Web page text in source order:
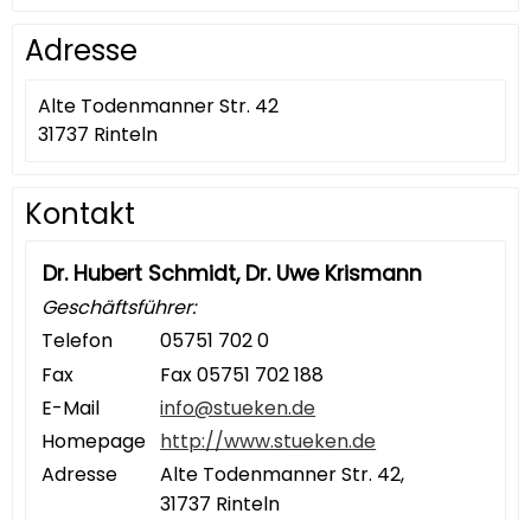
Adresse
Alte Todenmanner Str. 42
31737 Rinteln
Kontakt
Dr. Hubert Schmidt, Dr. Uwe Krismann
Geschäftsführer:
Telefon
05751 702 0
Fax
Fax 05751 702 188
E-Mail
info@stueken.de
Homepage http://www.stueken.de
Adresse
Alte Todenmanner Str. 42,
31737 Rinteln